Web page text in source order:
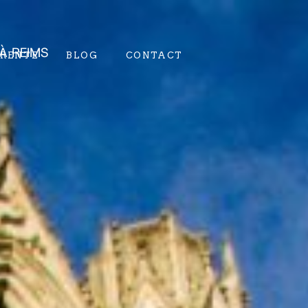
RENTE BLOG CONTACT
REIMS